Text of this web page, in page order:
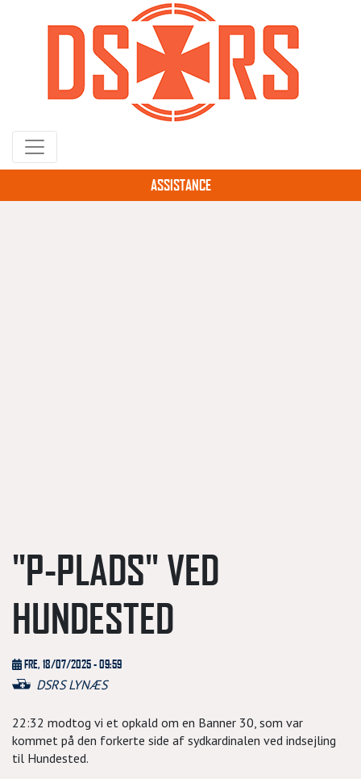
hovedindhold
ASSISTANCE
"P-PLADS" VED
HUNDESTED
FRE, 18/07/2025 - 09:59
DSRS LYNÆS
22:32 modtog vi et opkald om en Banner 30, som var
kommet på den forkerte side af sydkardinalen ved indsejling
til Hundested.